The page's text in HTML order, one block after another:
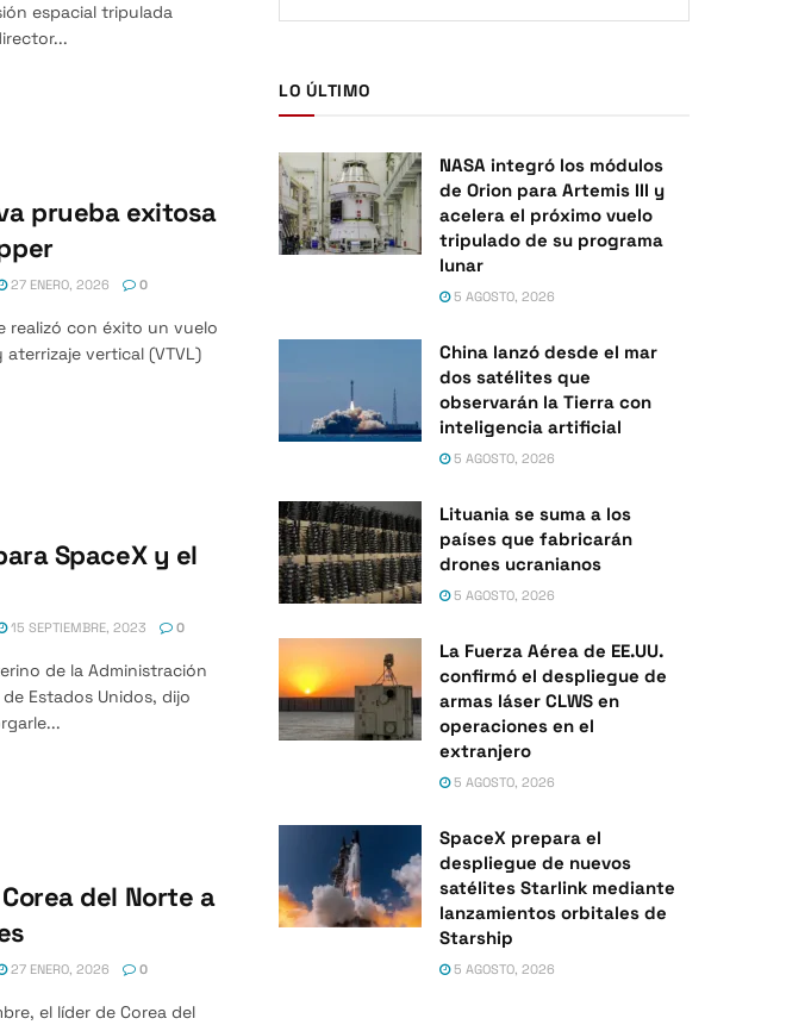
espacial tripulada
prueba exitosa
27 ENERO, 2026 0
realizó con éxito un vuelo
vertical (VTVL)
SpaceX y el
15 SEPTIEMBRE, 2023 0
de la Administración
Estados Unidos, dijo
del Norte a
27 ENERO, 2026 0
el líder de Corea del
LO ÚLTIMO
NASA integró los módulos
de Orion para Artemis III y
acelera el próximo vuelo
tripulado de su programa
lunar
5 AGOSTO, 2026
China lanzó desde el mar
dos satélites que
observarán la Tierra con
inteligencia artificial
5 AGOSTO, 2026
Lituania se suma a los
países que fabricarán
drones ucranianos
5 AGOSTO, 2026
La Fuerza Aérea de EE.UU.
confirmó el despliegue de
armas láser CLWS en
operaciones en el
extranjero
5 AGOSTO, 2026
SpaceX prepara el
despliegue de nuevos
satélites Starlink mediante
lanzamientos orbitales de
Starship
5 AGOSTO, 2026